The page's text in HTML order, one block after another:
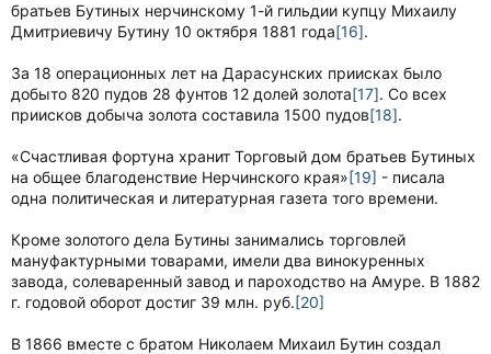
братьев Бутиных нерчинскому 1-й гильдии купцу Михаилу
Дмитриевичу Бутину 10 октября 1881 года[16].
За 18 операционных лет на Дарасунских приисках было
добыто 820 пудов 28 фунтов 12 долей золота[17]. Со всех
приисков добыча золота составила 1500 пудов[18].
«Счастливая фортуна хранит Торговый дом братьев Бутиных
на общее благоденствие Нерчинского края»[19] - писала
одна политическая и литературная газета того времени.
Кроме золотого дела Бутины занимались торговлей
мануфактурными товарами, имели два винокуренных
завода, солеваренный завод и пароходство на Амуре. В 1882
г. годовой оборот достиг 39 млн. руб.[20]
В 1866 вместе с братом Николаем Михаил Бутин создал